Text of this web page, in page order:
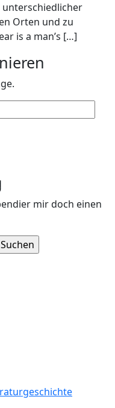
Orten und zu
is a man’s […]
mir doch einen